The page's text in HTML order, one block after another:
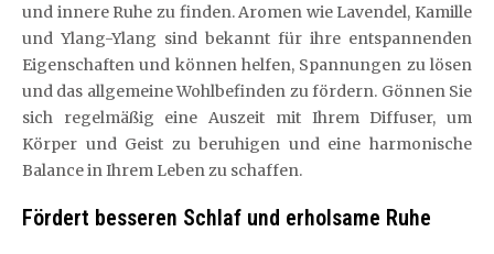
und innere Ruhe zu finden. Aromen wie Lavendel, Kamille
und Ylang-Ylang sind bekannt für ihre entspannenden
Eigenschaften und können helfen, Spannungen zu lösen
und das allgemeine Wohlbefinden zu fördern. Gönnen Sie
sich regelmäßig eine Auszeit mit Ihrem Diffuser, um
Körper und Geist zu beruhigen und eine harmonische
Balance in Ihrem Leben zu schaffen.
Fördert besseren Schlaf und erholsame Ruhe